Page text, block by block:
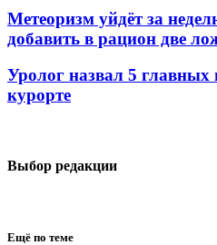
Метеоризм уйдёт за
добавить в рацион две
Уролог назвал 5 главных
курорте
Выбор редакции
Ещё по теме